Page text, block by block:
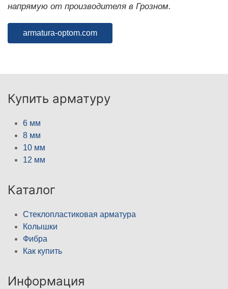
напрямую от производителя в Грозном.
armatura-optom.com
Купить арматуру
6 мм
8 мм
10 мм
12 мм
Каталог
Стеклопластиковая арматура
Колышки
Фибра
Как купить
Информация